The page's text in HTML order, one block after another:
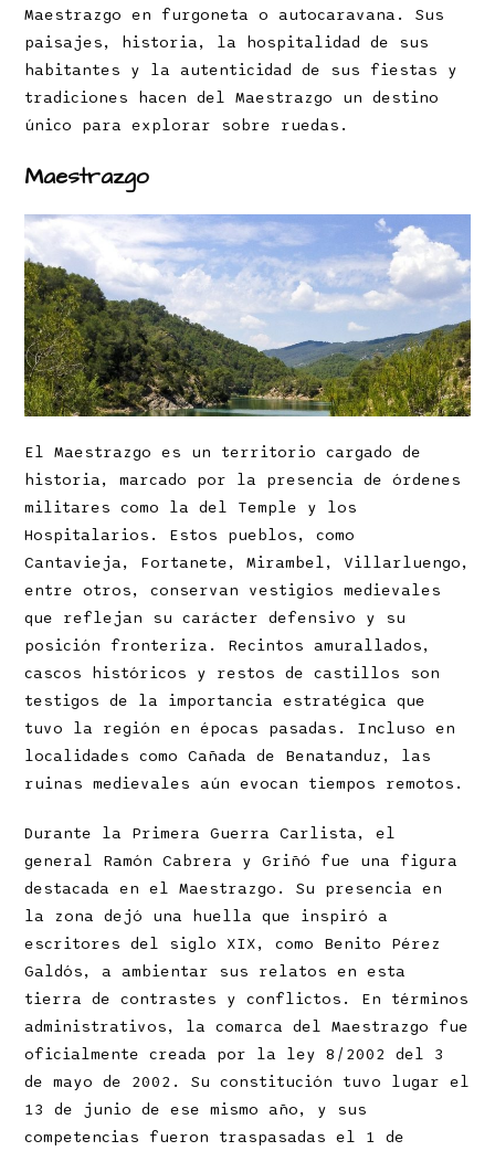
Maestrazgo en furgoneta o autocaravana. Sus
paisajes, historia, la hospitalidad de sus
habitantes y la autenticidad de sus fiestas y
tradiciones hacen del Maestrazgo un destino
único para explorar sobre ruedas.
Maestrazgo
El Maestrazgo es un territorio cargado de
historia, marcado por la presencia de órdenes
militares como la del Temple y los
Hospitalarios. Estos pueblos, como
Cantavieja, Fortanete, Mirambel, Villarluengo,
entre otros, conservan vestigios medievales
que reflejan su carácter defensivo y su
posición fronteriza. Recintos amurallados,
cascos históricos y restos de castillos son
testigos de la importancia estratégica que
tuvo la región en épocas pasadas. Incluso en
localidades como Cañada de Benatanduz, las
ruinas medievales aún evocan tiempos remotos.
Durante la Primera Guerra Carlista, el
general Ramón Cabrera y Griñó fue una figura
destacada en el Maestrazgo. Su presencia en
la zona dejó una huella que inspiró a
escritores del siglo XIX, como Benito Pérez
Galdós, a ambientar sus relatos en esta
tierra de contrastes y conflictos. En términos
administrativos, la comarca del Maestrazgo fue
oficialmente creada por la ley 8/2002 del 3
de mayo de 2002. Su constitución tuvo lugar el
13 de junio de ese mismo año, y sus
competencias fueron traspasadas el 1 de